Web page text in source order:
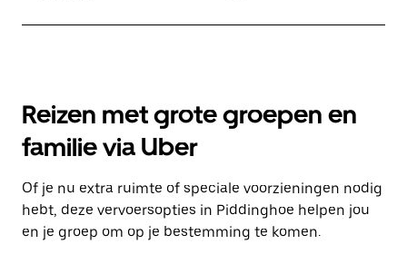
Reizen met grote groepen en
familie via Uber
Of je nu extra ruimte of speciale voorzieningen nodig
hebt, deze vervoersopties in Piddinghoe helpen jou
en je groep om op je bestemming te komen.